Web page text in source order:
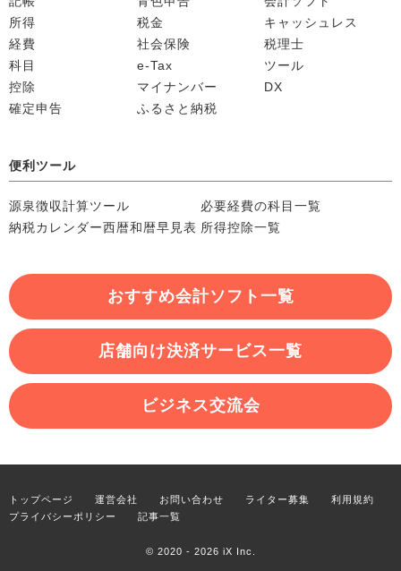
所得
経費
科目
控除
確定申告
税金
社会保険
e-Tax
マイナンバー
ふるさと納税
キャッシュレス
税理士
ツール
DX
便利ツール
源泉徴収計算ツール
納税カレンダー西暦和暦早見表
必要経費の科目一覧
所得控除一覧
おすすめ会計ソフト一覧
店舗向け決済サービス一覧
ビジネス交流会
トップページ 運営会社 お問い合わせ ライター募集
利用規約
プライバシーポリシー
記事一覧
© 2020 - 2026 iX Inc.